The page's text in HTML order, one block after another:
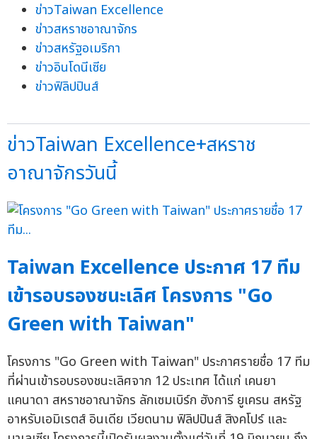
ข่าวTaiwan Excellence
ข่าวสหราชอาณาจักร
ข่าวสหรัฐอเมริกา
ข่าวอินโดนีเซีย
ข่าวฟิลิปปินส์
ข่าวTaiwan Excellence+สหราช
อาณาจักรวันนี้
Taiwan Excellence ประกาศ 17 ทีม
เข้ารอบรองชนะเลิศ โครงการ "Go
Green with Taiwan"
โครงการ "Go Green with Taiwan" ประกาศรายชื่อ 17 ทีม
ที่ผ่านเข้ารอบรองชนะเลิศจาก 12 ประเทศ ได้แก่ เคนยา
แคนาดา สหราชอาณาจักร ลักเซมเบิร์ก ฮังการี ยูเครน สหรัฐ
อาหรับเอมิเรตส์ อินเดีย เวียดนาม ฟิลิปปินส์ สิงคโปร์ และ